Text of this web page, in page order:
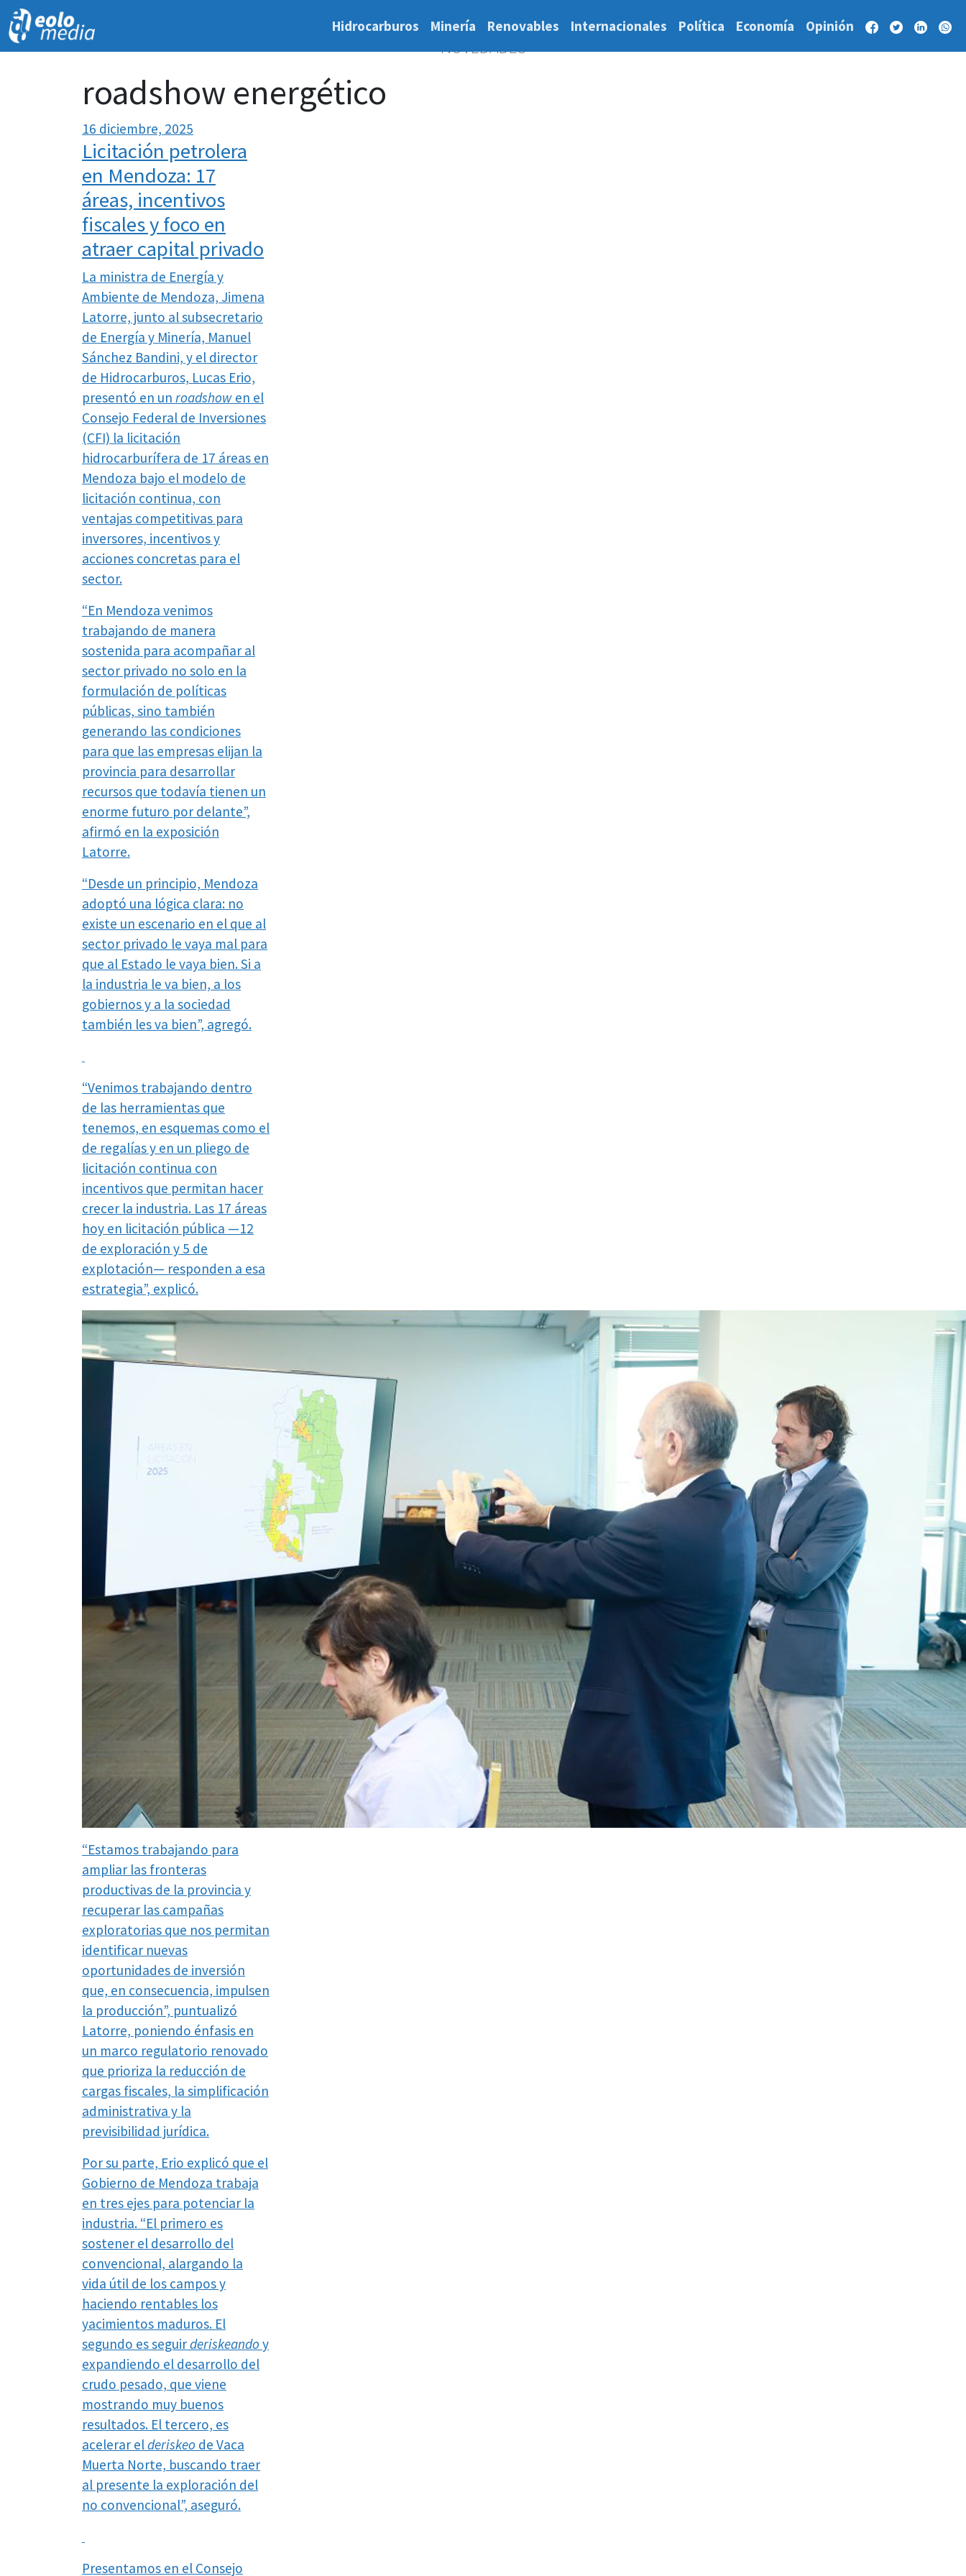
Hidrocarburos Minería Renovables Internacionales Política Economía Opinión
NOVEDADES
roadshow energético
16 diciembre, 2025
Licitación petrolera
en Mendoza: 17
áreas, incentivos
fiscales y foco en
atraer capital privado
La ministra de Energía y
Ambiente de Mendoza, Jimena
Latorre, junto al subsecretario
de Energía y Minería, Manuel
Sánchez Bandini, y el director
de Hidrocarburos, Lucas Erio,
presentó en un roadshow en el
Consejo Federal de Inversiones
(CFI) la licitación
hidrocarburífera de 17 áreas en
Mendoza bajo el modelo de
licitación continua, con
ventajas competitivas para
inversores, incentivos y
acciones concretas para el
sector.
“En Mendoza venimos
trabajando de manera
sostenida para acompañar al
sector privado no solo en la
formulación de políticas
públicas, sino también
generando las condiciones
para que las empresas elijan la
provincia para desarrollar
recursos que todavía tienen un
enorme futuro por delante”,
afirmó en la exposición
Latorre.
“Desde un principio, Mendoza
adoptó una lógica clara: no
existe un escenario en el que al
sector privado le vaya mal para
que al Estado le vaya bien. Si a
la industria le va bien, a los
gobiernos y a la sociedad
también les va bien”, agregó.
“Venimos trabajando dentro
de las herramientas que
tenemos, en esquemas como el
de regalías y en un pliego de
licitación continua con
incentivos que permitan hacer
crecer la industria. Las 17 áreas
hoy en licitación pública —12
de exploración y 5 de
explotación— responden a esa
estrategia”, explicó.
“Estamos trabajando para
ampliar las fronteras
productivas de la provincia y
recuperar las campañas
exploratorias que nos permitan
identificar nuevas
oportunidades de inversión
que, en consecuencia, impulsen
la producción”, puntualizó
Latorre, poniendo énfasis en
un marco regulatorio renovado
que prioriza la reducción de
cargas fiscales, la simplificación
administrativa y la
previsibilidad jurídica.
Por su parte, Erio explicó que el
Gobierno de Mendoza trabaja
en tres ejes para potenciar la
industria. “El primero es
sostener el desarrollo del
convencional, alargando la
vida útil de los campos y
haciendo rentables los
yacimientos maduros. El
segundo es seguirderiskeando y
expandiendo el desarrollo del
crudo pesado, que viene
mostrando muy buenos
resultados. El tercero, es
acelerar elderiskeo de Vaca
Muerta Norte, buscando traer
al presente la exploración del
no convencional”, aseguró.
Presentamos en el Consejo